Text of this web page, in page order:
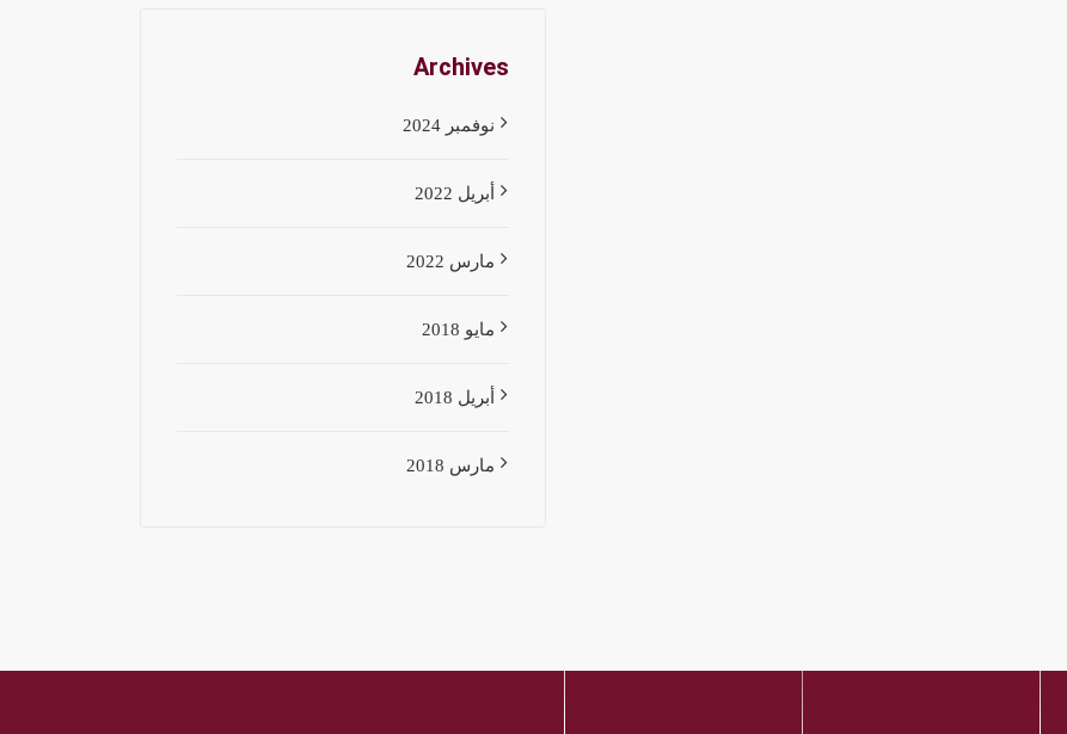
Archives
نوفمبر 2024
أبريل 2022
مارس 2022
مايو 2018
أبريل 2018
مارس 2018